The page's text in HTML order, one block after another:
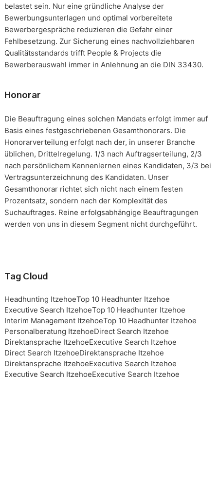
belastet sein. Nur eine gründliche Analyse der
Bewerbungsunterlagen und optimal vorbereitete
Bewerbergespräche reduzieren die Gefahr einer
Fehlbesetzung. Zur Sicherung eines nachvollziehbaren
Qualitätsstandards trifft People & Projects die
Bewerberauswahl immer in Anlehnung an die DIN 33430.
Honorar
Die Beauftragung eines solchen Mandats erfolgt immer auf
Basis eines festgeschriebenen Gesamthonorars. Die
Honorarverteilung erfolgt nach der, in unserer Branche
üblichen, Drittelregelung. 1/3 nach Auftragserteilung, 2/3
nach persönlichem Kennenlernen eines Kandidaten, 3/3 bei
Vertragsunterzeichnung des Kandidaten. Unser
Gesamthonorar richtet sich nicht nach einem festen
Prozentsatz, sondern nach der Komplexität des
Suchauftrages. Reine erfolgsabhängige Beauftragungen
werden von uns in diesem Segment nicht durchgeführt.
Tag Cloud
Headhunting ItzehoeTop 10 Headhunter Itzehoe
Executive Search ItzehoeTop 10 Headhunter Itzehoe
Interim Management ItzehoeTop 10 Headhunter Itzehoe
Personalberatung ItzehoeDirect Search Itzehoe
Direktansprache ItzehoeExecutive Search Itzehoe
Direct Search ItzehoeDirektansprache Itzehoe
Direktansprache ItzehoeExecutive Search Itzehoe
Executive Search ItzehoeExecutive Search Itzehoe